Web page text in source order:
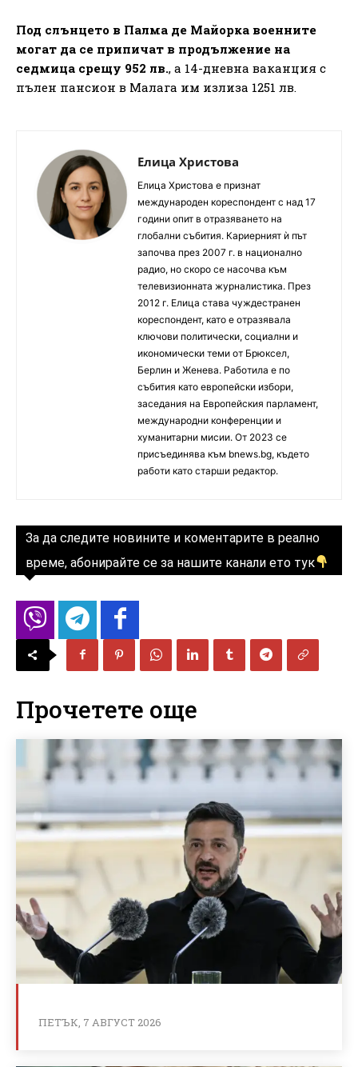
Под слънцето в Палма де Майорка военните
могат да се припичат в продължение на
седмица срещу 952 лв., а 14-дневна ваканция с
пълен пансион в Малага им излиза 1251 лв.
Елица Христова
Елица Христова е признат
международен кореспондент с над 17
години опит в отразяването на
глобални събития. Кариерният ѝ път
започва през 2007 г. в национално
радио, но скоро се насочва към
телевизионната журналистика. През
2012 г. Елица става чуждестранен
кореспондент, като е отразявала
ключови политически, социални и
икономически теми от Брюксел,
Берлин и Женева. Работила е по
събития като европейски избори,
заседания на Европейския парламент,
международни конференции и
хуманитарни мисии. От 2023 се
присъединява към bnews.bg, където
работи като старши редактор.
За да следите новините и коментарите в реално
време, абонирайте се за нашите канали ето тук
Прочетете още
ПЕТЪК, 7 АВГУСТ 2026